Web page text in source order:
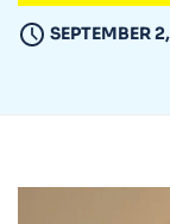
SEPTEMBER